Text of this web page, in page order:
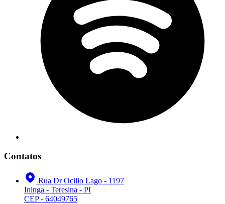
Contatos
Rua Dr Ocilio Lago - 1197
Ininga - Teresina - PI
CEP - 64049765